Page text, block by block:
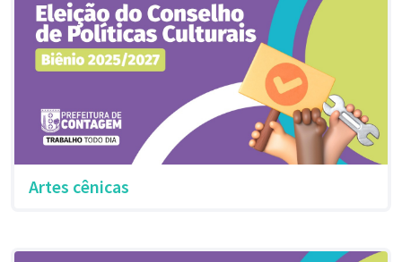
Artes cênicas